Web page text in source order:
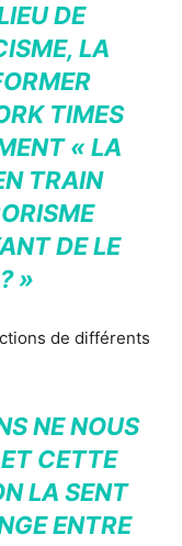
DE
LA
TIMES
« LA
TRAIN
DE LE
»
de différents
NE NOUS
CETTE
LA SENT
ENTRE